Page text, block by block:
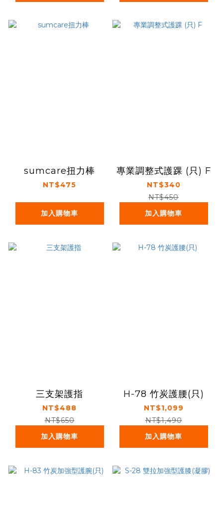
sumcare扭力棒
NT$475
加入購物車
專業調整式護踝 (只) F
NT$340
NT$450
加入購物車
三支架護指
NT$488
NT$650
加入購物車
H-78 竹炭護腰(只)
NT$1,099
NT$1,490
加入購物車